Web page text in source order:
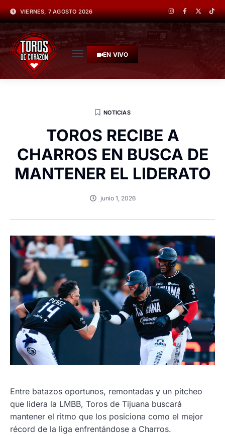
VIERNES, 7 AGOSTO 2026
EN VIVO
NOTICIAS
TOROS RECIBE A
CHARROS EN BUSCA DE
MANTENER EL LIDERATO
junio 1, 2026
Entre batazos oportunos, remontadas y un pitcheo
que lidera la LMBB, Toros de Tijuana buscará
mantener el ritmo que los posiciona como el mejor
récord de la liga enfrentándose a Charros.